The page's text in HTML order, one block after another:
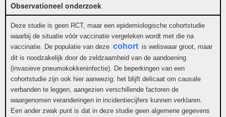
Observationeel onderzoek
Deze studie is geen RCT, maar een epidemiologische cohortstudie
waarbij de situatie vóór vaccinatie vergeleken wordt met die na
vaccinatie. De populatie van deze cohort is weliswaar groot, maar
dit is noodzakelijk door de zeldzaamheid van de aandoening
(invasieve pneumokokkeninfectie). De beperkingen van een
cohortstudie zijn ook hier aanwezig: het blijft delicaat om causale
verbanden te leggen, aangezien verschillende factoren de
waargenomen veranderingen in incidentiecijfers kunnen verklaren.
Een ander zwak punt is dat in deze studie geen algemene gegevens